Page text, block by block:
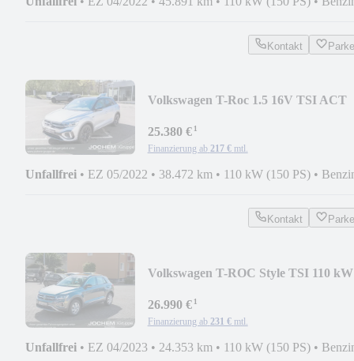
Kontakt
Volkswagen T-Roc 1.5 16V TSI ACT
25.380 €¹
Finanzierung ab 217 € mtl.
Unfallfrei • EZ 05/2022 • 38.472 km • 110 kW (150 PS) •
Kontakt
Volkswagen T-ROC Style TSI 110 kW
26.990 €¹
Finanzierung ab 231 € mtl.
Unfallfrei • EZ 04/2023 • 24.353 km • 110 kW (150 PS) •